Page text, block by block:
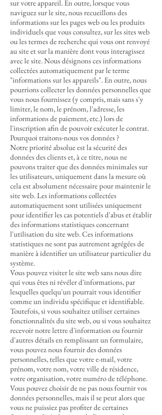
sur votre appareil. En outre, lorsque vous
naviguez sur le site, nous recueillons des
informations sur les pages web ou les produits
individuels que vous consultez, sur les sites web
ou les termes de recherche qui vous ont renvoyé
au site et sur la manière dont vous interagissez
avec le site. Nous désignons ces informations
collectées automatiquement par le terme
"informations sur les appareils". En outre, nous
pourrions collecter les données personnelles que
vous nous fournissez (y compris, mais sans s'y
limiter, le nom, le prénom, l'adresse, les
informations de paiement, etc.) lors de
l'inscription afin de pouvoir exécuter le contrat.
Pourquoi traitons-nous vos données ?
Notre priorité absolue est la sécurité des
données des clients et, à ce titre, nous ne
pouvons traiter que des données minimales sur
les utilisateurs, uniquement dans la mesure où
cela est absolument nécessaire pour maintenir le
site web. Les informations collectées
automatiquement sont utilisées uniquement
pour identifier les cas potentiels d'abus et établir
des informations statistiques concernant
l'utilisation du site web. Ces informations
statistiques ne sont pas autrement agrégées de
manière à identifier un utilisateur particulier du
système.
Vous pouvez visiter le site web sans nous dire
qui vous êtes ni révéler d'informations, par
lesquelles quelqu'un pourrait vous identifier
comme un individu spécifique et identifiable.
Toutefois, si vous souhaitez utiliser certaines
fonctionnalités du site web, ou si vous souhaitez
recevoir notre lettre d'information ou fournir
d'autres détails en remplissant un formulaire,
vous pouvez nous fournir des données
personnelles, telles que votre e-mail, votre
prénom, votre nom, votre ville de résidence,
votre organisation, votre numéro de téléphone.
Vous pouvez choisir de ne pas nous fournir vos
données personnelles, mais il se peut alors que
vous ne puissiez pas profiter de certaines